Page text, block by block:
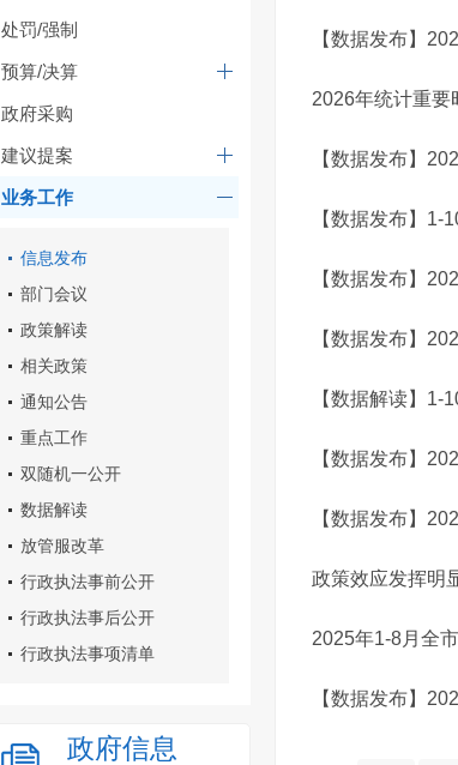
处罚/强制
预算/决算
政府采购
建议提案
业务工作
信息发布
部门会议
政策解读
相关政策
通知公告
重点工作
双随机一公开
数据解读
放管服改革
行政执法事前公开
行政执法事后公开
行政执法事项清单
政府信息
【数据发布】
2026年统计重要
【数据发布】
【数据发布】
【数据发布】
【数据发布】
【数据解读】1-
【数据发布】
【数据发布】
政策效应发挥明
2025年1-8月全
【数据发布】